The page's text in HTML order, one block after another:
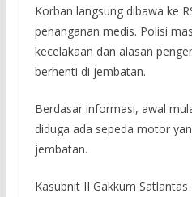
Korban langsung dibawa ke
penanganan medis. Polisi
kecelakaan dan alasan
berhenti di jembatan.
Berdasar informasi, awal
diduga ada sepeda motor
jembatan.
Kasubnit II Gakkum